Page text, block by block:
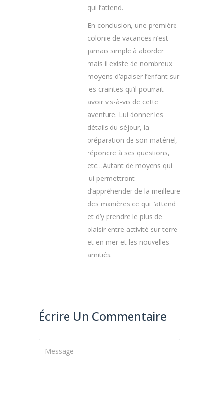
qui l’attend.
En conclusion, une première
colonie de vacances n’est
jamais simple à aborder
mais il existe de nombreux
moyens d’apaiser l’enfant sur
les craintes qu’il pourrait
avoir vis-à-vis de cette
aventure. Lui donner les
détails du séjour, la
préparation de son matériel,
répondre à ses questions,
etc…Autant de moyens qui
lui permettront
d’appréhender de la meilleure
des manières ce qui l’attend
et d’y prendre le plus de
plaisir entre activité sur terre
et en mer et les nouvelles
amitiés.
Écrire Un Commentaire